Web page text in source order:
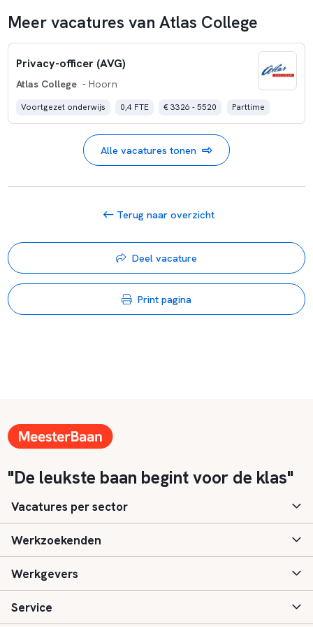
Meer vacatures van Atlas College
Privacy-officer (AVG)
Atlas College - Hoorn
Voortgezet onderwijs 0,4 FTE € 3326 - 5520 Parttime
Alle vacatures tonen
Terug naar overzicht
Deel vacature
Print pagina
"De leukste baan begint voor de klas"
Vacatures per sector
Basisonderwijs
Speciaal (basis) onderwijs
Voortgezet onderwijs
Werkzoekenden
Aanmelden
Vacatures
Werkgevers
Inloggen
Service